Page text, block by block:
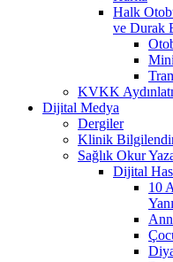
Halk
ve Durak
KVKK
Dijital Medya
Dergiler
Klinik
Sağlık Okur
Dijital
10